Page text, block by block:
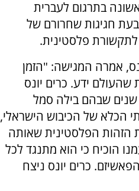
בתרגום לעברית
חגיגות שחרורם של
לתקשורת פלסטינית.
אמרה המגישה: "הזמן
שהעולם ידע. כרים יונס
נושם את החירות לאחר 40 שנים שבהם בילה סמל
הכלא של הכיבוש הישראלי,
הזהות הפלסטינית שאותה
הוכיח כי הוא מתנגד לכל
כרים יונס ניצח